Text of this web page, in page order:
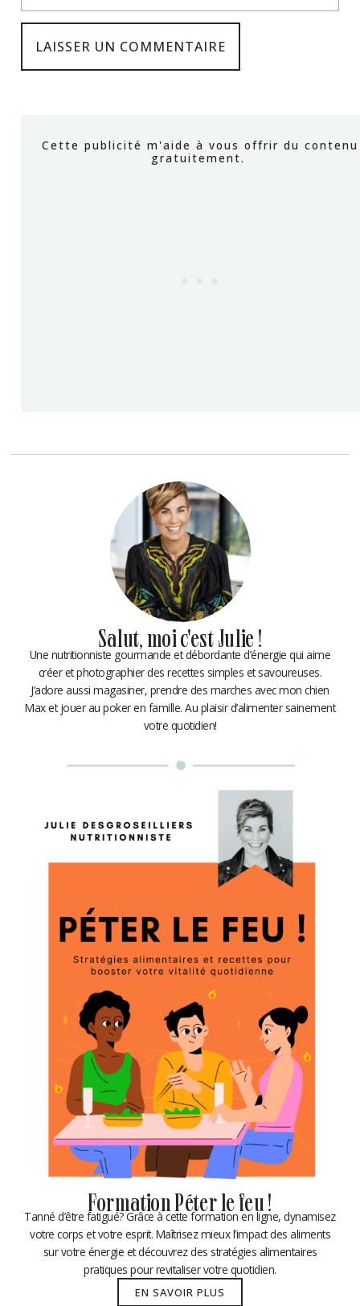
Salut, moi c'est Julie !
Une nutritionniste gourmande et débordante d’énergie qui aime
créer et photographier des recettes simples et savoureuses.
J’adore aussi magasiner, prendre des marches avec mon chien
Max et jouer au poker en famille. Au plaisir d’alimenter sainement
votre quotidien!
Formation Péter le feu !
Tanné d’être fatigué? Grâce à cette formation en ligne, dynamisez
votre corps et votre esprit. Maîtrisez mieux l’impact des aliments
sur votre énergie et découvrez des stratégies alimentaires
pratiques pour revitaliser votre quotidien.
EN SAVOIR PLUS